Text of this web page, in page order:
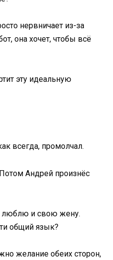
нервничает из-за
она хочет, чтобы всё
эту идеальную
всегда, промолчал.
Андрей произнёс
люблю и свою жену.
общий язык?
желание обеих сторон,